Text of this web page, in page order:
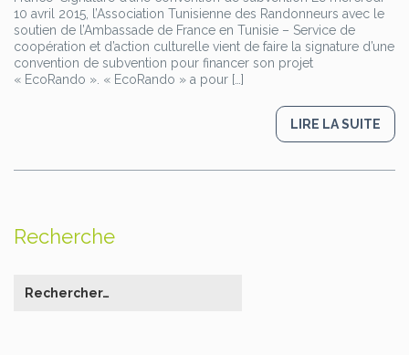
10 avril 2015, l’Association Tunisienne des Randonneurs avec le
soutien de l’Ambassade de France en Tunisie – Service de
coopération et d’action culturelle vient de faire la signature d’une
convention de subvention pour financer son projet
« EcoRando ». « EcoRando » a pour […]
LIRE LA SUITE
Recherche